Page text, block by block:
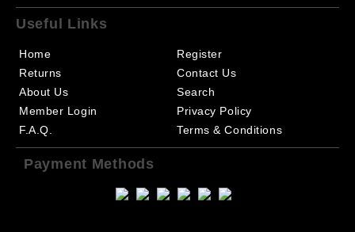
Useful Links
Home
Returns
About Us
Member Login
F.A.Q.
Register
Contact Us
Search
Privacy Policy
Terms & Conditions
Payment Methods